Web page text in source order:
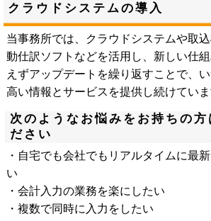
クラウドシステムの導入
当事務所では、クラウドシステムや取
動仕訳ソフトなどを活用し、新しい仕
えずアップデートを繰り返すことで、
高い情報とサービスを提供し続けていま
次のようなお悩みをお持ちの方
ださい
・自宅でも会社でもリアルタイムに最
い
・会計入力の業務を楽にしたい
・複数で同時に入力をしたい